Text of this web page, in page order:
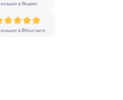
в Яндекс
в ВКонтакте